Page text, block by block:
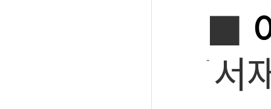
■
서